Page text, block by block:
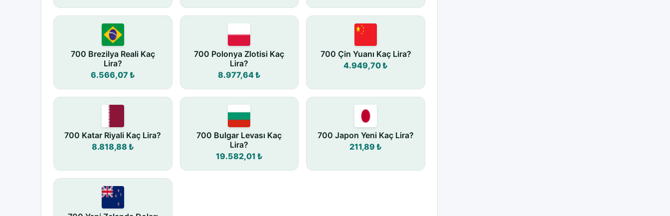
700 Brezilya Reali Kaç
Lira?
6.566,07 ₺
700 Polonya Zlotisi Kaç
Lira?
8.977,64 ₺
700 Çin Yuanı Kaç Lira?
4.949,70 ₺
700 Katar Riyali Kaç Lira?
8.818,88 ₺
700 Bulgar Levası Kaç
Lira?
19.582,01 ₺
700 Japon Yeni Kaç Lira?
211,89 ₺